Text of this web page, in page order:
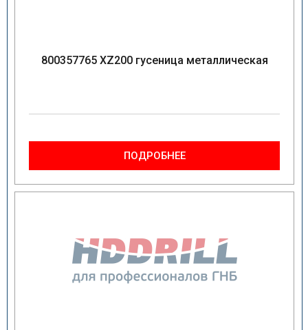
800357765 XZ200 гусеница металлическая
ПОДРОБНЕЕ